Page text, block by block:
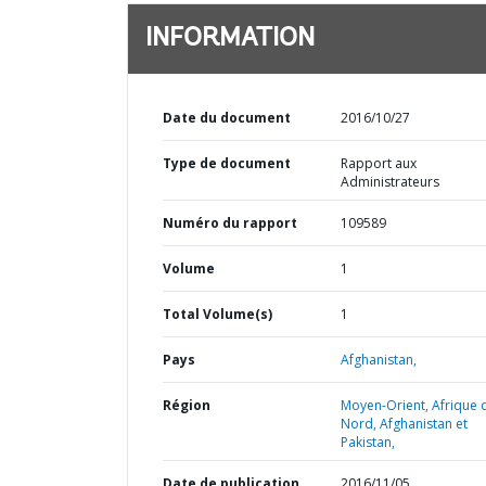
INFORMATION
Date du document 2016/10/27
Type de document
Rapport aux
Administrateurs
Numéro du rapport 109589
Volume 1
Total Volume(s) 1
Pays Afghanistan,
Région
Moyen-Orient, Afrique
Nord, Afghanistan et
Pakistan,